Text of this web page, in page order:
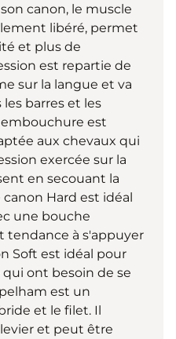
canon, le muscle
libéré, permet
et plus de
est repartie de
sur la langue et va
barres et les
est
aux chevaux qui
exercée sur la
en secouant la
Hard est idéal
une bouche
tendance à s'appuyer
Soft est idéal pour
ont besoin de se
est un
et le filet. Il
et peut être